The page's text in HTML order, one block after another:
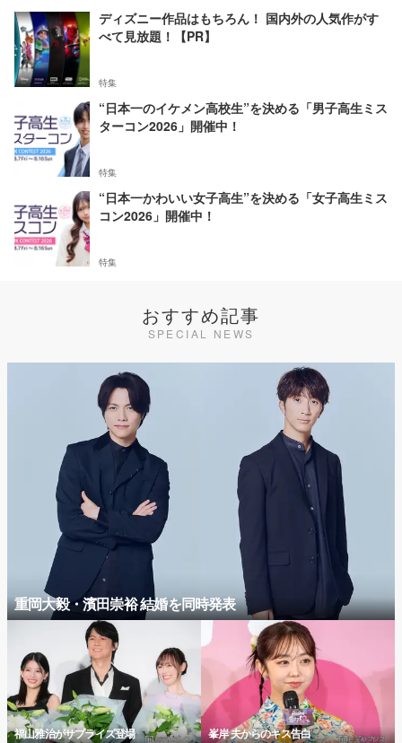
ディズニー作品はもちろん！ 国内外の人気作がす
べて見放題！【PR】
特集
“日本一のイケメン高校生”を決める「男子高生ミス
ターコン2026」開催中！
特集
“日本一かわいい女子高生”を決める「女子高生ミス
コン2026」開催中！
特集
おすすめ記事
SPECIAL NEWS
重岡大毅・濱田崇裕 結婚を同時発表
福山雅治がサプライズ登場 峯岸 夫からのキス告白